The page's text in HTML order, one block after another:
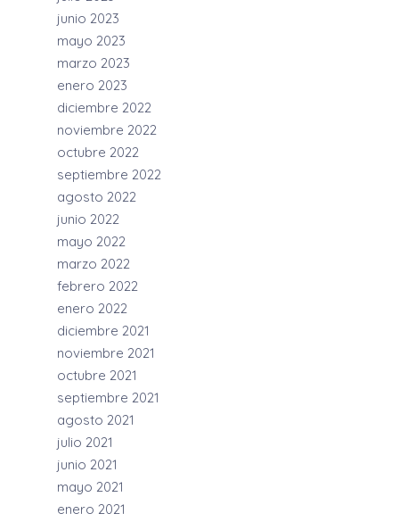
junio 2023
mayo 2023
marzo 2023
enero 2023
diciembre 2022
noviembre 2022
octubre 2022
septiembre 2022
agosto 2022
junio 2022
mayo 2022
marzo 2022
febrero 2022
enero 2022
diciembre 2021
noviembre 2021
octubre 2021
septiembre 2021
agosto 2021
julio 2021
junio 2021
mayo 2021
enero 2021